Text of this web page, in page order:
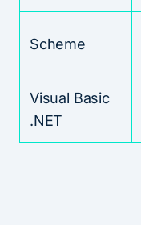
Scheme
Visual Basic
.NET